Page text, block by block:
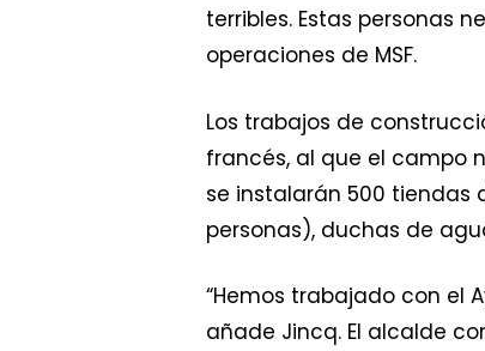
terribles. Estas personas
operaciones de MSF.
Los trabajos de
francés, al que el campo
se instalarán 500
personas), duchas de
“Hemos trabajado con el
añade Jincq. El alcalde